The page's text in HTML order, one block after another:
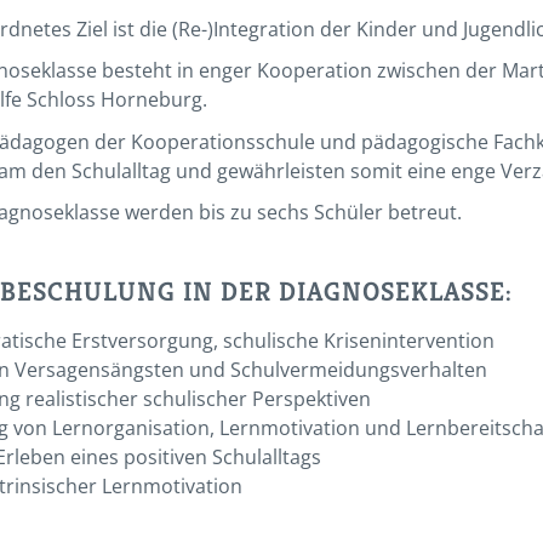
Ziel ist die (Re-)Integration der Kinder und
besteht in enger Kooperation zwischen der
Schloss Horneburg.
der Kooperationsschule und pädagogische
den Schulalltag und gewährleisten somit eine enge
werden bis zu sechs Schüler betreut.
IN DER DIAGNOSEKLASSE:
Erstversorgung, schulische Krisenintervention
Versagensängsten und Schulvermeidungsverhalten
realistischer schulischer Perspektiven
von Lernorganisation, Lernmotivation und
eines positiven Schulalltags
Lernmotivation